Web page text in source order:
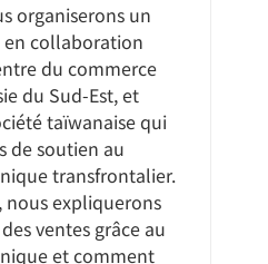
organiserons un
en collaboration
du commerce
du Sud-Est, et
taïwanaise qui
de soutien au
transfrontalier.
nous expliquerons
ventes grâce au
et comment